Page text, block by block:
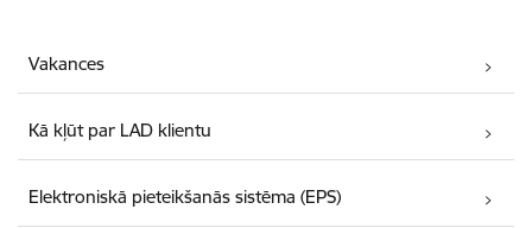
Vakances
Kā kļūt par LAD klientu
Elektroniskā pieteikšanās sistēma (EPS)